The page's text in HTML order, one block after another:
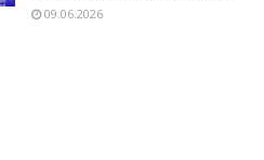
09.06.2026